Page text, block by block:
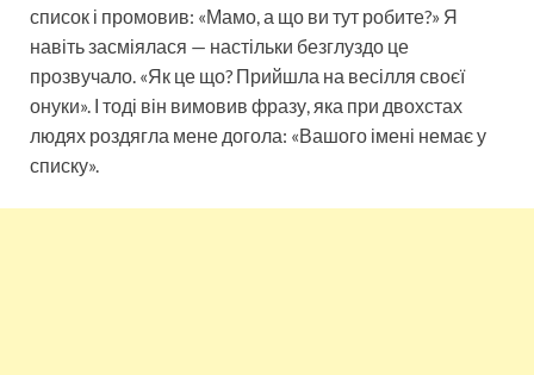
список і промовив: «Мамо, а що ви тут робите?» Я
навіть засміялася — настільки безглуздо це
прозвучало. «Як це що? Прийшла на весілля своєї
онуки». І тоді він вимовив фразу, яка при двохстах
людях роздягла мене догола: «Вашого імені немає у
списку».